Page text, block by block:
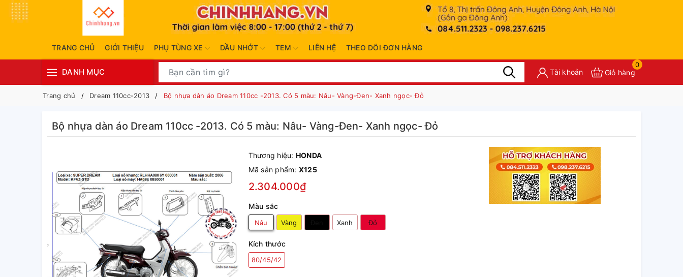
TRANG CHỦ GIỚI THIỆU PHỤ TÙNG XE DẦU NHỚT TEM LIÊN HỆ THEO DÕI ĐƠN HÀNG
DANH MỤC Tài khoản
0
Giỏ hàng
Trang chủ Dream 110cc-2013 Bộ nhựa dàn áo Dream 110cc -2013. Có 5 màu: Nâu- Vàng-Đen- Xanh ngọc- Đỏ
Bộ nhựa dàn áo Dream 110cc -2013. Có 5 màu: Nâu- Vàng-Đen- Xanh ngọc- Đỏ
Thương hiệu: HONDA
Mã sản phẩm: X125
2.304.000₫
Màu sắc
Nâu Vàng Xanh Đỏ
Kích thước
80/45/42